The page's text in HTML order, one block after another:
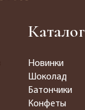
Каталог
Новинки
Шоколад
Батончики
Конфеты